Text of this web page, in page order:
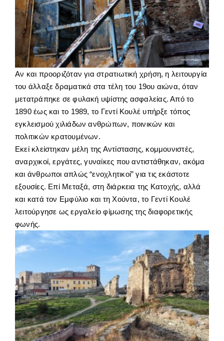
Αν και προοριζόταν για στρατιωτική χρήση, η λειτουργία
του άλλαξε δραματικά στα τέλη του 19ου αιώνα, όταν
μετατράπηκε σε φυλακή υψίστης ασφαλείας. Από το
1890 έως και το 1989, το Γεντί Κουλέ υπήρξε τόπος
εγκλεισμού χιλιάδων ανθρώπων, ποινικών και
πολιτικών κρατουμένων.
Εκεί κλείστηκαν μέλη της Αντίστασης, κομμουνιστές,
αναρχικοί, εργάτες, γυναίκες που αντιστάθηκαν, ακόμα
και άνθρωποι απλώς “ενοχλητικοί” για τις εκάστοτε
εξουσίες. Επί Μεταξά, στη διάρκεια της Κατοχής, αλλά
και κατά τον Εμφύλιο και τη Χούντα, το Γεντί Κουλέ
λειτούργησε ως εργαλείο φίμωσης της διαφορετικής
φωνής.